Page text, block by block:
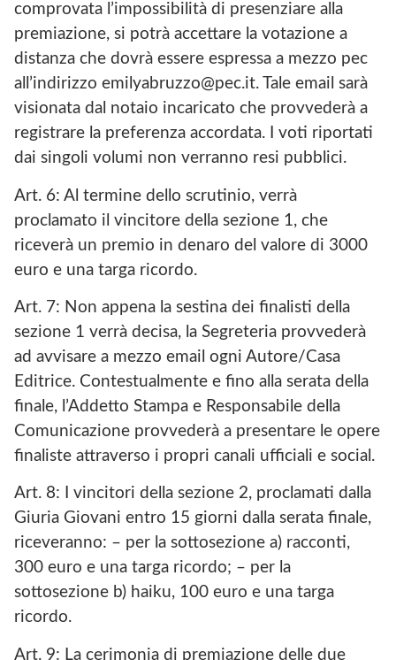
comprovata l’impossibilità di presenziare alla
premiazione, si potrà accettare la votazione a
distanza che dovrà essere espressa a mezzo pec
all’indirizzo emilyabruzzo@pec.it. Tale email sarà
visionata dal notaio incaricato che provvederà a
registrare la preferenza accordata. I voti riportati
dai singoli volumi non verranno resi pubblici.
Art. 6: Al termine dello scrutinio, verrà
proclamato il vincitore della sezione 1, che
riceverà un premio in denaro del valore di 3000
euro e una targa ricordo.
Art. 7: Non appena la sestina dei finalisti della
sezione 1 verrà decisa, la Segreteria provvederà
ad avvisare a mezzo email ogni Autore/Casa
Editrice. Contestualmente e fino alla serata della
finale, l’Addetto Stampa e Responsabile della
Comunicazione provvederà a presentare le opere
finaliste attraverso i propri canali ufficiali e social.
Art. 8: I vincitori della sezione 2, proclamati dalla
Giuria Giovani entro 15 giorni dalla serata finale,
riceveranno: – per la sottosezione a) racconti,
300 euro e una targa ricordo; – per la
sottosezione b) haiku, 100 euro e una targa
ricordo.
Art. 9: La cerimonia di premiazione delle due